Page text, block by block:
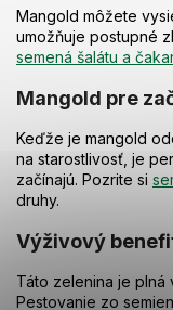
Mangold môžete
umožňuje postupné
semená šalátu a
Mangold pre
Keďže je mangold
na starostlivosť, je
začínajú. Pozrite si
druhy.
Výživový
Táto zelenina je plná
Pestovanie zo